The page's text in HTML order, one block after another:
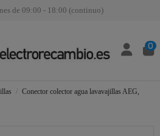
de 09:00 - 18:00 (continuo)
0
Conector colector agua lavavajillas AEG,